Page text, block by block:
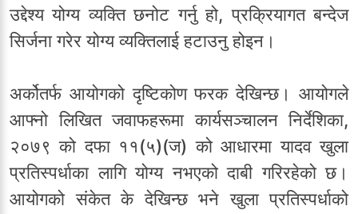
उद्देश्य योग्य व्यक्ति छनोट गर्नु हो, प्रक्रियागत बन्देज
सिर्जना गरेर योग्य व्यक्तिलाई हटाउनु होइन।
अर्कोतर्फ आयोगको दृष्टिकोण फरक देखिन्छ। आयोगले
आफ्नो लिखित जवाफहरूमा कार्यसञ्चालन निर्देशिका,
२०७९ को दफा ११(५)(ज) को आधारमा यादव खुला
प्रतिस्पर्धाका लागि योग्य नभएको दाबी गरिरहेको छ।
आयोगको संकेत के देखिन्छ भने खुला प्रतिस्पर्धाको